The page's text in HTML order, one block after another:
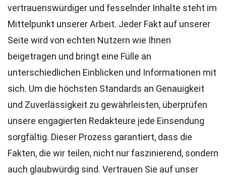
vertrauenswürdiger und fesselnder Inhalte steht im
Mittelpunkt unserer Arbeit. Jeder Fakt auf unserer
Seite wird von echten Nutzern wie Ihnen
beigetragen und bringt eine Fülle an
unterschiedlichen Einblicken und Informationen mit
sich. Um die höchsten Standards an Genauigkeit
und Zuverlässigkeit zu gewährleisten, überprüfen
unsere engagierten Redakteure jede Einsendung
sorgfältig. Dieser Prozess garantiert, dass die
Fakten, die wir teilen, nicht nur faszinierend, sondern
auch glaubwürdig sind. Vertrauen Sie auf unser